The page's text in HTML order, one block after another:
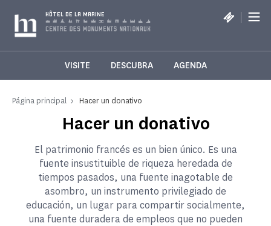
HÔTEL DE LA MARINE |
VISITE DESCUBRA AGENDA
Página principal Hacer un donativo
Hacer un donativo
El patrimonio francés es un bien único. Es una
fuente insustituible de riqueza heredada de
tiempos pasados, una fuente inagotable de
asombro, un instrumento privilegiado de
educación, un lugar para compartir socialmente,
una fuente duradera de empleos que no pueden